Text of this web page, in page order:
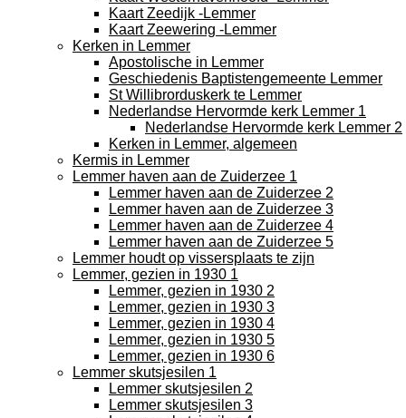
Kaart Zeedijk -Lemmer
Kaart Zeewering -Lemmer
Kerken in Lemmer
Apostolische in Lemmer
Geschiedenis Baptistengemeente Lemmer
St Willibrorduskerk te Lemmer
Nederlandse Hervormde kerk Lemmer 1
Nederlandse Hervormde kerk Lemmer 2
Kerken in Lemmer, algemeen
Kermis in Lemmer
Lemmer haven aan de Zuiderzee 1
Lemmer haven aan de Zuiderzee 2
Lemmer haven aan de Zuiderzee 3
Lemmer haven aan de Zuiderzee 4
Lemmer haven aan de Zuiderzee 5
Lemmer houdt op vissersplaats te zijn
Lemmer, gezien in 1930 1
Lemmer, gezien in 1930 2
Lemmer, gezien in 1930 3
Lemmer, gezien in 1930 4
Lemmer, gezien in 1930 5
Lemmer, gezien in 1930 6
Lemmer skutsjesilen 1
Lemmer skutsjesilen 2
Lemmer skutsjesilen 3